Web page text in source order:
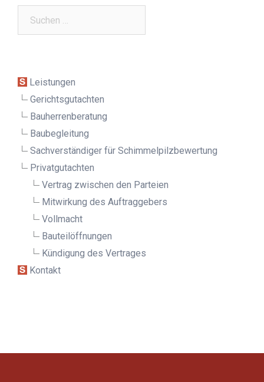
nach:
Leistungen
Gerichtsgutachten
Bauherrenberatung
Baubegleitung
Sachverständiger für Schimmelpilz­bewertung
Privatgutachten
Vertrag zwischen den Parteien
Mitwirkung des Auftraggebers
Vollmacht
Bauteilöffnungen
Kündigung des Vertrages
Kontakt